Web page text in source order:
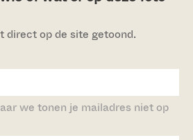
direct op de site getoond.
we tonen je mailadres niet op